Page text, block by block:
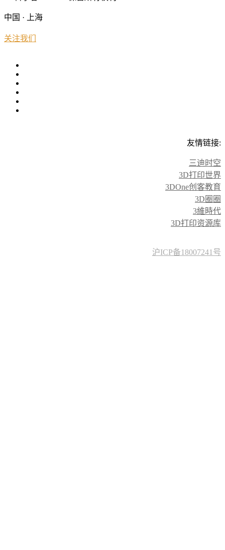
中国 · 上海
关注我们
友情链接:
三迪时空
3D打印世界
3DOne创客教育
3D圈圈
3維時代
3D打印资源库
沪ICP备18007241号